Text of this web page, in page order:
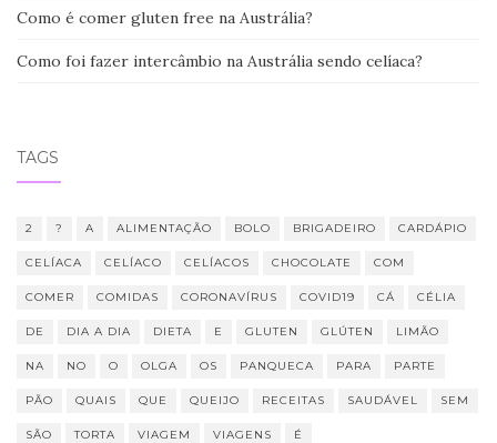
Como é comer gluten free na Austrália?
Como foi fazer intercâmbio na Austrália sendo celíaca?
TAGS
2 ? A ALIMENTAÇÃO BOLO BRIGADEIRO CARDÁPIO
CELÍACA CELÍACO CELÍACOS CHOCOLATE COM
COMER COMIDAS CORONAVÍRUS COVID19 CÁ CÉLIA
DE DIA A DIA DIETA E GLUTEN GLÚTEN LIMÃO
NA NO O OLGA OS PANQUECA PARA PARTE
PÃO QUAIS QUE QUEIJO RECEITAS SAUDÁVEL SEM
SÃO TORTA VIAGEM VIAGENS É